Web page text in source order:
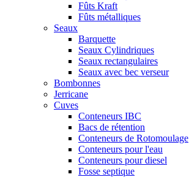
Fûts Kraft
Fûts métalliques
Seaux
Barquette
Seaux Cylindriques
Seaux rectangulaires
Seaux avec bec verseur
Bombonnes
Jerricane
Cuves
Conteneurs IBC
Bacs de rétention
Conteneurs de Rotomoulage
Conteneurs pour l'eau
Conteneurs pour diesel
Fosse septique